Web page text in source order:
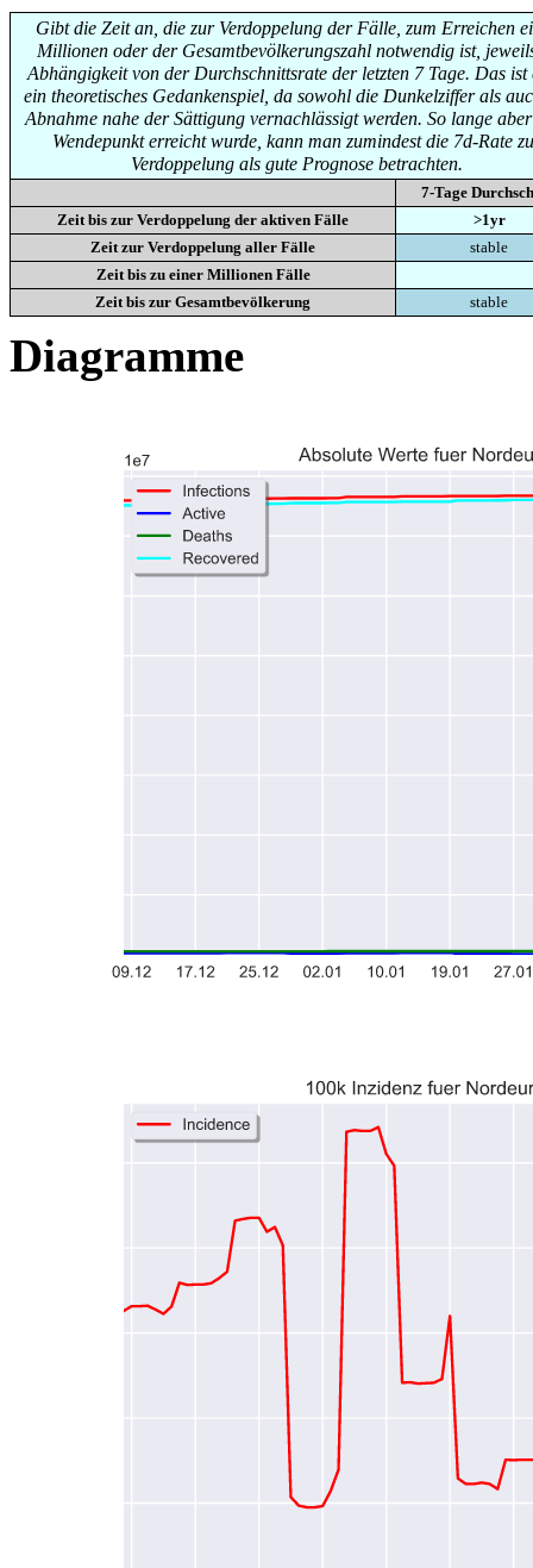
Gibt die Zeit an, die zur Verdoppelung der Fälle, zum Erreichen
Millionen oder der Gesamtbevölkerungszahl notwendig ist,
Abhängigkeit von der Durchschnittsrate der letzten 7 Tage. Das ist
ein theoretisches Gedankenspiel, da sowohl die Dunkelziffer als
Abnahme nahe der Sättigung vernachlässigt werden. So lange
Wendepunkt erreicht wurde, kann man zumindest die 7d-Rate
Verdoppelung als gute Prognose betrachten.
7-Tage
Zeit bis zur Verdoppelung der aktiven Fälle
>1yr
Zeit zur Verdoppelung aller Fälle
stable
Zeit bis zu einer Millionen Fälle
Zeit bis zur Gesamtbevölkerung
stable
Diagramme